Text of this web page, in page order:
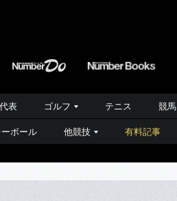
表 ゴルフ テニス 競馬
ボール 他競技 有料記事